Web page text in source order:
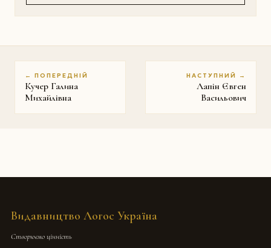
← ПОПЕРЕДНІЙ
Кучер Галина
Михайлівна
НАСТУПНИЙ →
Лапін Євген
Васильович
Видавництво Логос Україна
Створюємо цінність